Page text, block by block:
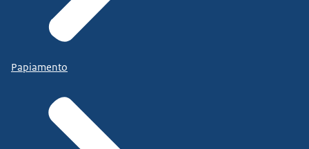
Papiamento